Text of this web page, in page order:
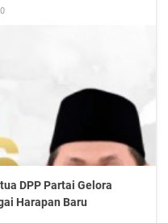
DPP Partai Gelora
Harapan Baru